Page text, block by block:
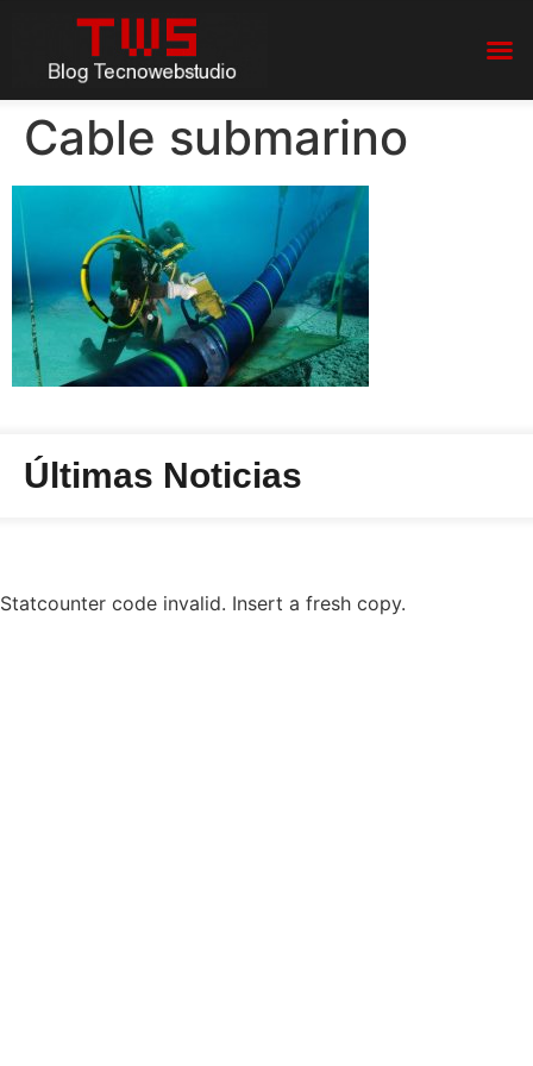
Cable submarino
Últimas Noticias
Statcounter code invalid. Insert a fresh copy.